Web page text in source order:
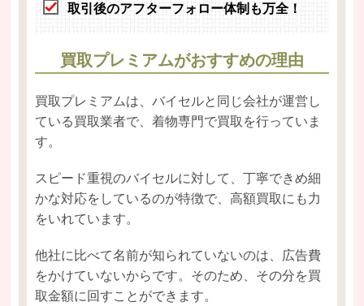
取引後のアフターフォロー体制も万全！
買取プレミアムがおすすめの理由
買取プレミアムは、バイセルと同じ会社が運営し
ている買取業者で、着物専門で買取を行っていま
す。
スピード重視のバイセルに対して、丁寧できめ細
かな対応をしているのが特徴で、高額買取にも力
をいれています。
他社に比べて名前が知られていないのは、広告費
をかけていないからです。そのため、その分を買
取金額に回すことができます。